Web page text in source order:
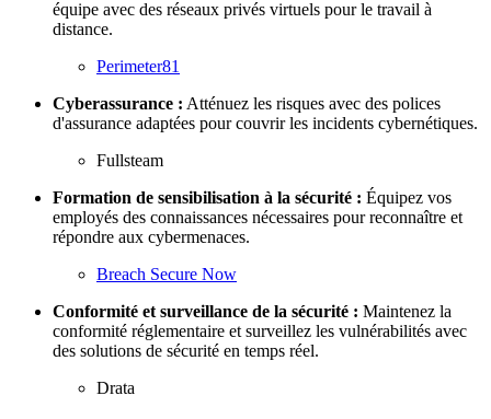
équipe avec des réseaux privés virtuels pour le travail à
distance.
Perimeter81
Cyberassurance : Atténuez les risques avec des polices
d'assurance adaptées pour couvrir les incidents cybernétiques.
Fullsteam
Formation de sensibilisation à la sécurité : Équipez vos
employés des connaissances nécessaires pour reconnaître et
répondre aux cybermenaces.
Breach Secure Now
Conformité et surveillance de la sécurité : Maintenez la
conformité réglementaire et surveillez les vulnérabilités avec
des solutions de sécurité en temps réel.
Drata